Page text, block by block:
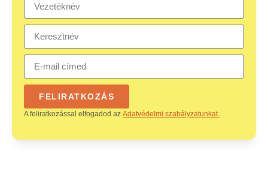
FELIRATKOZÁS
A feliratkozással elfogadod az Adatvédelmi szabályzatunkat.